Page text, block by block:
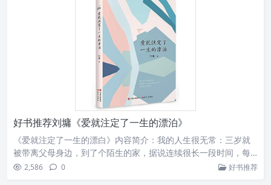
好书推荐刘墉《爱就注定了一生的漂泊》
《爱就注定了一生的漂白》内容简介：我的人生很无常：三岁就
被带离父母身边，到了个陌生的家，据说连续很长一段时间，每
天到了傍晚，我就会坐在门口，喃喃自语地说“回家吧！回家吧！”
2,586 0 好书推荐